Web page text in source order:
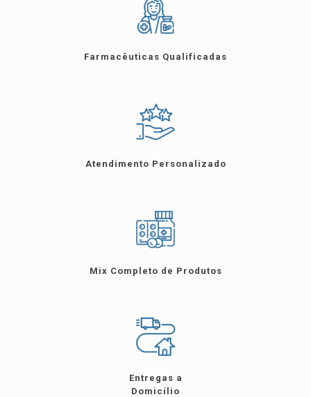
encomendar
suas
Na
Matriz
de
pela
transparência,
qualidade
segurança
suas
receitas.
QUERO
Farmacêuticas Qualificadas
Atendimento Personalizado
Mix Completo de Produtos
Entregas a
Domicílio